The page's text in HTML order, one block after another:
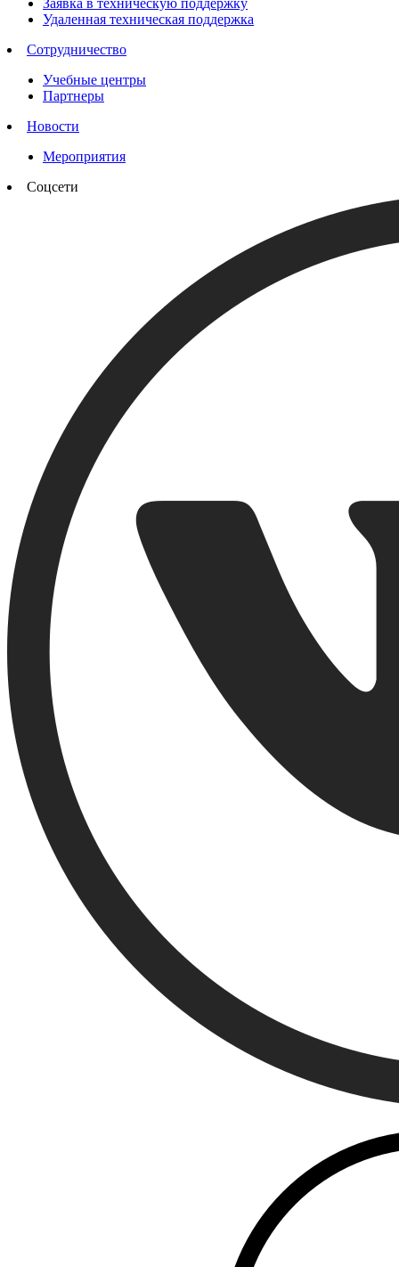
Удаленная техническая поддержка
Сотрудничество
Учебные центры
Партнеры
Новости
Мероприятия
Соцсети